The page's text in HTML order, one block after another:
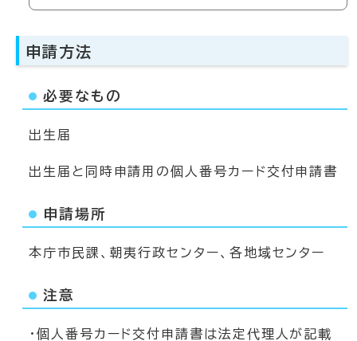
申請方法
必要なもの
出生届
出生届と同時申請用の個人番号カード交付申請書
申請場所
本庁市民課、朝夷行政センター、各地域センター
注意
・個人番号カード交付申請書は法定代理人が記載